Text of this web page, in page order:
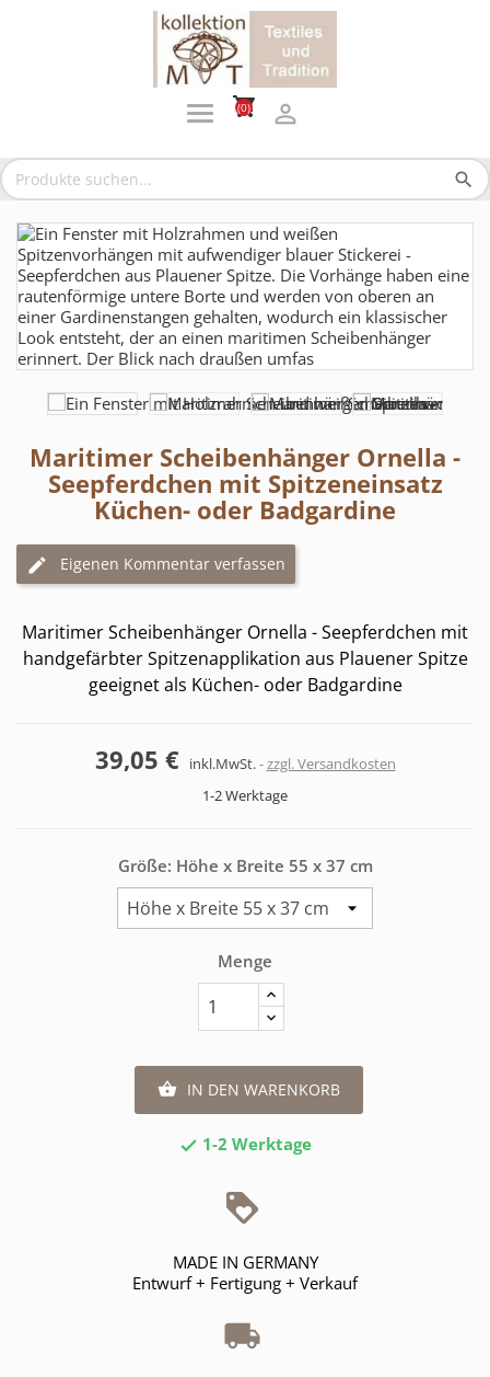
shopping_cart
(0) 
search
Maritimer Scheibenhänger Ornella -
Seepferdchen mit Spitzeneinsatz
Küchen- oder Badgardine
Eigenen Kommentar verfassen
Maritimer Scheibenhänger Ornella - Seepferdchen mit
handgefärbter Spitzenapplikation aus Plauener Spitze
geeignet als Küchen- oder Badgardine
39,05 € inkl.MwSt. zzgl. Versandkosten
1-2 Werktage
Größe: Höhe x Breite 55 x 37 cm
Menge
 IN DEN WARENKORB
 1-2 Werktage
MADE IN GERMANY
Entwurf + Fertigung + Verkauf